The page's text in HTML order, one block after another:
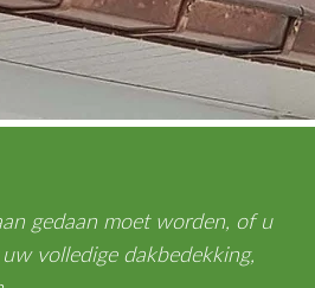
gedaan moet worden, of u
volledige dakbedekking,